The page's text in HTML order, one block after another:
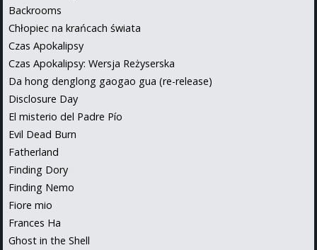
Backrooms
Chłopiec na krańcach świata
Czas Apokalipsy
Czas Apokalipsy: Wersja Reżyserska
Da hong denglong gaogao gua (re-release)
Disclosure Day
El misterio del Padre Pío
Evil Dead Burn
Fatherland
Finding Dory
Finding Nemo
Fiore mio
Frances Ha
Ghost in the Shell